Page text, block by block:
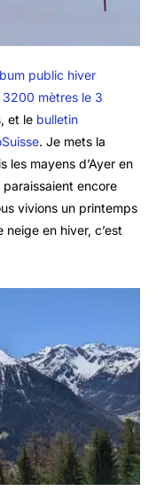
public hiver
mètres le 3
et le bulletin
. Je mets la
les mayens d’Ayer en
encore
vivions un printemps
en hiver, c’est